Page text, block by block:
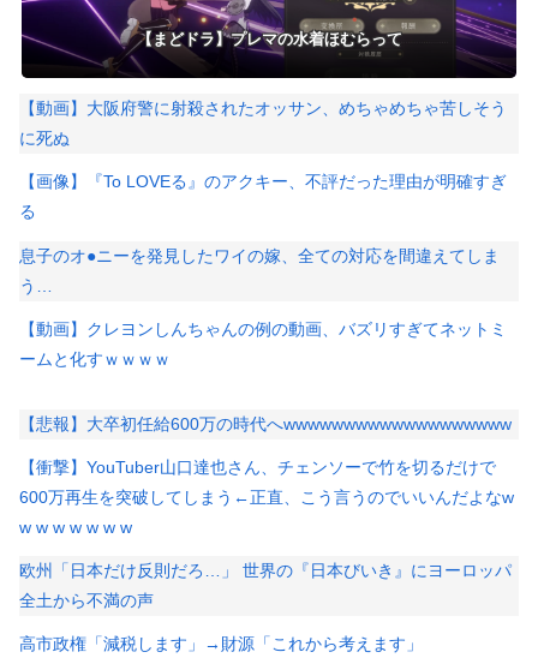
【まどドラ】プレマの水着ほむらって
【動画】大阪府警に射殺されたオッサン、めちゃめちゃ苦しそう
に死ぬ
【画像】『To LOVEる』のアクキー、不評だった理由が明確すぎ
る
息子のオ●ニーを発見したワイの嫁、全ての対応を間違えてしま
う…
【動画】クレヨンしんちゃんの例の動画、バズリすぎてネットミ
ームと化すｗｗｗｗ
【悲報】大卒初任給600万の時代へwwwwwwwwwwwwwwwwwww
【衝撃】YouTuber山口達也さん、チェンソーで竹を切るだけで
600万再生を突破してしまう←正直、こう言うのでいいんだよなw
w w w w w w w
欧州「日本だけ反則だろ…」 世界の『日本びいき』にヨーロッパ
全土から不満の声
高市政権「減税します」→財源「これから考えます」